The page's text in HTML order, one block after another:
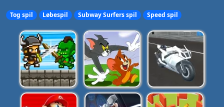
Tog spil Løbespil Subway Surfers spil Speed spil